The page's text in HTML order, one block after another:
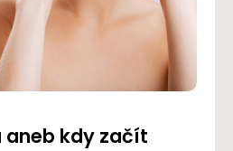
aneb kdy začít